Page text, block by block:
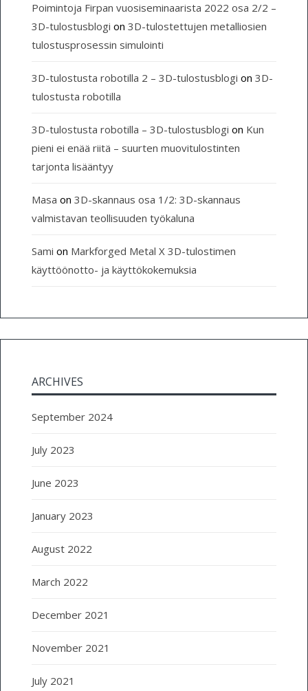
Poimintoja Firpan vuosiseminaarista 2022 osa 2/2 –
3D-tulostusblogi on 3D-tulostettujen metalliosien
tulostusprosessin simulointi
3D-tulostusta robotilla 2 – 3D-tulostusblogi on 3D-
tulostusta robotilla
3D-tulostusta robotilla – 3D-tulostusblogi on Kun
pieni ei enää riitä – suurten muovitulostinten
tarjonta lisääntyy
Masa on 3D-skannaus osa 1/2: 3D-skannaus
valmistavan teollisuuden työkaluna
Sami on Markforged Metal X 3D-tulostimen
käyttöönotto- ja käyttökokemuksia
ARCHIVES
September 2024
July 2023
June 2023
January 2023
August 2022
March 2022
December 2021
November 2021
July 2021